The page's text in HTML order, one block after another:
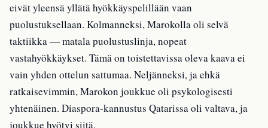
eivät yleensä yllätä hyökkäyspelillään vaan
puolustuksellaan. Kolmanneksi, Marokolla oli selvä
taktiikka — matala puolustuslinja, nopeat
vastahyökkäykset. Tämä on toistettavissa oleva kaava ei
vain yhden ottelun sattumaa. Neljänneksi, ja ehkä
ratkaisevimmin, Marokon joukkue oli psykologisesti
yhtenäinen. Diaspora-kannustus Qatarissa oli valtava, ja
joukkue hyötyi siitä.